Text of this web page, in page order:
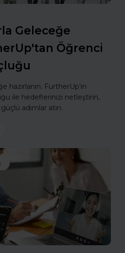
Geleceğe
Öğrenci
FurtherUp’ın
ile hedeflerinizi netleştirin,
adımlar atın.